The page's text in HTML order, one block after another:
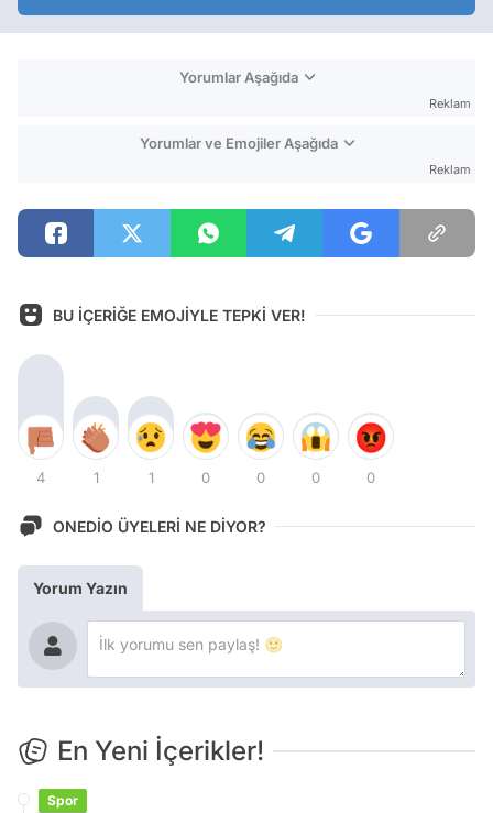
Yorumlar Aşağıda
Reklam
Yorumlar ve Emojiler Aşağıda
Reklam
BU İÇERİĞE EMOJİYLE TEPKİ VER!
4 1 1 0 0 0 0
ONEDİO ÜYELERİ NE DİYOR?
Yorum Yazın
En Yeni İçerikler!
Spor